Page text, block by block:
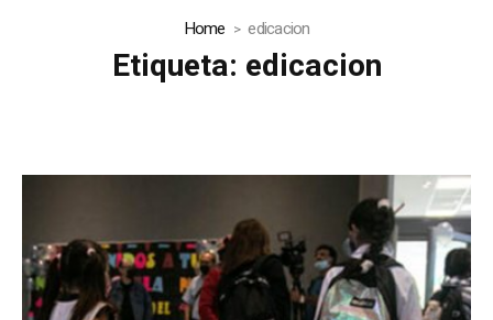
Home edicacion
Etiqueta: edicacion